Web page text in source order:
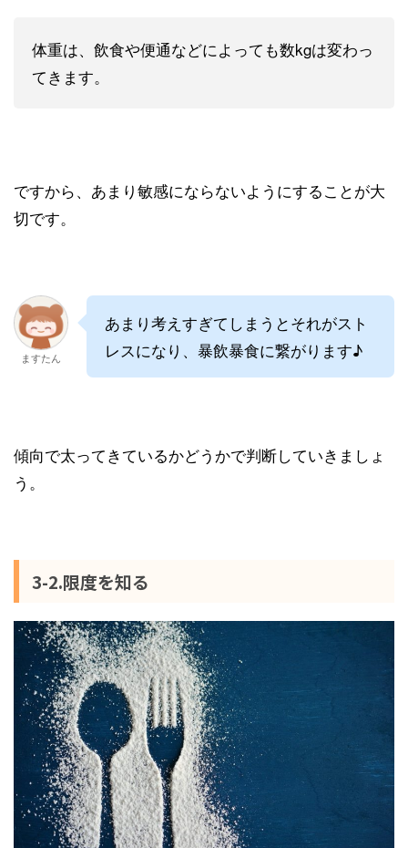
体重は、飲食や便通などによっても数kgは変わっ
てきます。
ですから、あまり敏感にならないようにすることが大
切です。
ますたん
あまり考えすぎてしまうとそれがスト
レスになり、暴飲暴食に繋がります♪
傾向で太ってきているかどうかで判断していきましょ
う。
3-2.限度を知る